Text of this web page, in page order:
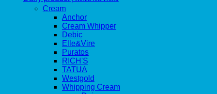
Cream
Anchor
Cream Whipper
Debic
Elle&Vire
Puratos
RICH'S
TATUA
Westgold
Whipping Cream